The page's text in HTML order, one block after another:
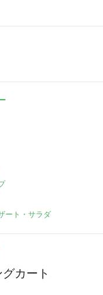
ート・サラダ
カート